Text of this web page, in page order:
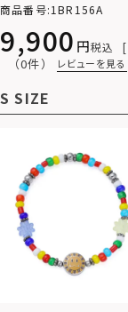
商品番号 1BR156A
9,900 税込
（0件） レビューを見る
S SIZE